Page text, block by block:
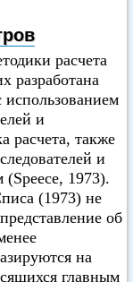
расчета
разработана
и
расчета, также
и
(Speece, 1973).
(1973) не
об
на
главным